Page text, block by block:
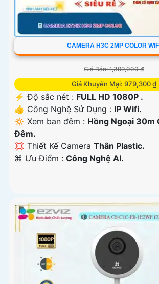
CAMERA H3C 2MP COLOR WIFI
Giá Bán: 1,399,000 ₫
Giá Khuyến Mại: 979,300 ₫
️⚡ Độ sắc nét : FULL HD 1080P .
👍 Công Nghệ Sử Dụng : IP Wifi.
🔅 Xem ban đêm : Hồng Ngoại 30m
Ðêm.
💢 Thiết Kế Camera Thân Plastic.
️⌘ Ưu Điểm : Công Nghệ AI.